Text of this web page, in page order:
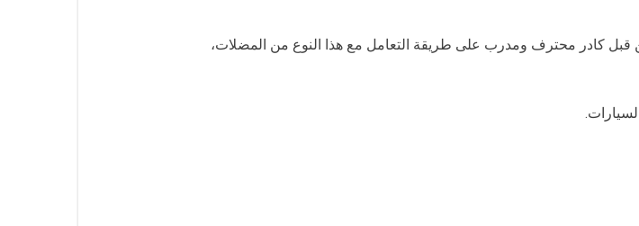
قبل كادر محترف ومدرب على طريقة التعامل مع هذا النوع من المضلات،